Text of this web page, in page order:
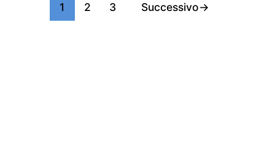
1 2 3 Successivo→